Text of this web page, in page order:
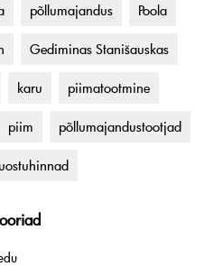
põllumajandus Poola
Gediminas Stanišauskas
karu piimatootmine
piim põllumajandustootjad